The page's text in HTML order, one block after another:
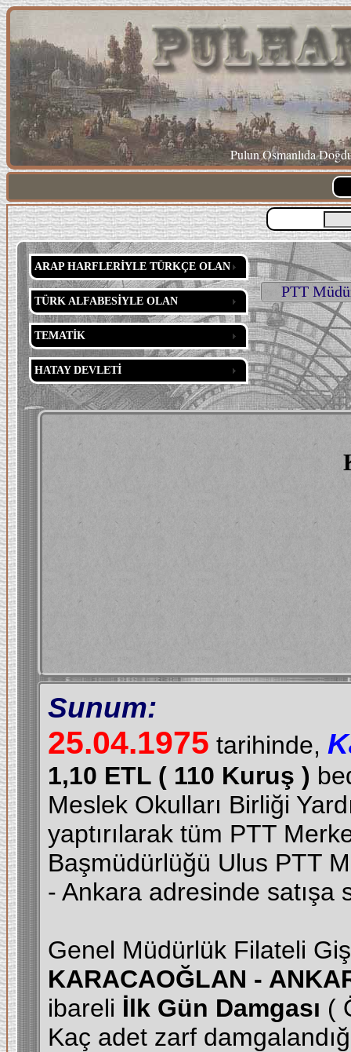
Pulun Osmanlıda
ARAP HARFLERİYLE TÜRKÇE OLAN
TÜRK ALFABESİYLE OLAN
TEMATİK
HATAY DEVLETİ
PTT
Sunum:
25.04.1975 tarihinde,
1,10 ETL ( 110 Kuruş )
Meslek Okulları Birliği
yaptırılarak tüm PTT
Başmüdürlüğü Ulus PTT
- Ankara adresinde satışa
Genel Müdürlük Filateli
KARACAOĞLAN -
ibareli İlk Gün Damgası (
Kaç adet zarf